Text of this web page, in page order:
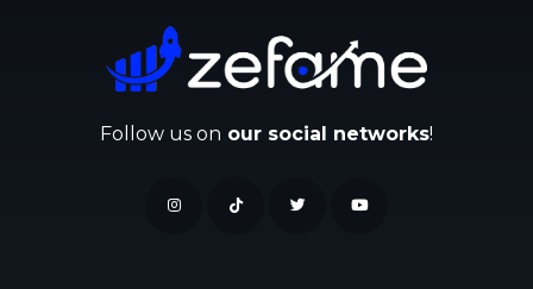
Follow us on our social networks!